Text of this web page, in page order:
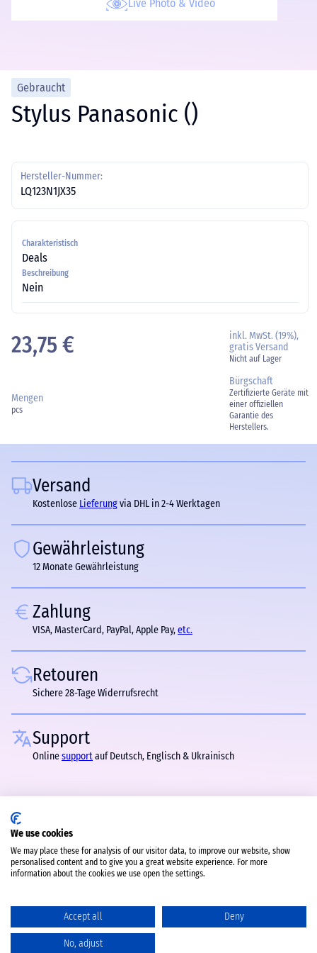
Live Photo & Video
Gebraucht
Stylus Panasonic ()
Hersteller-Nummer:
LQ123N1JX35
Charakteristisch
Deals
Beschreibung
Nein
23,75 €
inkl. MwSt. (19%),
gratis Versand
Nicht auf Lager
Mengen
pcs
Bürgschaft
Zertifizierte Geräte mit
einer offiziellen
Garantie des
Herstellers.
Versand
Kostenlose Lieferungvia DHL in 2-4 Werktagen
Gewährleistung
12 Monate Gewährleistung
Zahlung
VISA, MasterCard, PayPal, Apple Pay,etc.
Retouren
Sichere 28-Tage Widerrufsrecht
Support
Onlinesupportauf Deutsch, Englisch & Ukrainisch
We use cookies
We may place these for analysis of our visitor data, to improve our website, show
personalised content and to give you a great website experience. For more
information about the cookies we use open the settings.
Accept all Deny
No, adjust